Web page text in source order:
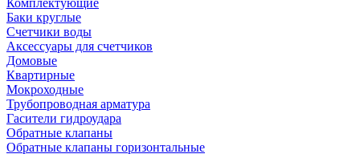
Баки круглые
Счетчики воды
Аксессуары для счетчиков
Домовые
Квартирные
Мокроходные
Трубопроводная арматура
Гасители гидроудара
Обратные клапаны
Обратные клапаны горизонтальные